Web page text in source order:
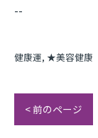
--
健康運 ★美容健康
< 前のページ